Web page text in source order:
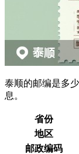
泰顺的邮编是多
息。
省份
地区
邮政编码